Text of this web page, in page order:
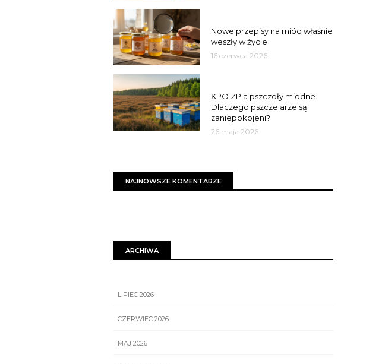
Nowe przepisy na miód właśnie
weszły w życie
16 czerwca 2026
KPO ZP a pszczoły miodne.
Dlaczego pszczelarze są
zaniepokojeni?
26 maja 2026
NAJNOWSZE KOMENTARZE
ARCHIWA
LIPIEC 2026
CZERWIEC 2026
MAJ 2026